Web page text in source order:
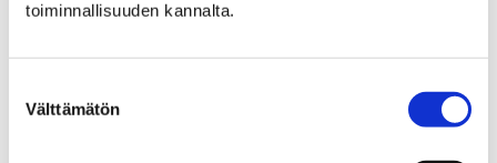
toiminnallisuuden kannalta.
valinta
Välttämätön
Kielikavereita voidaan 30. lokakuuta jälkeen etsiä
kännykkäsovelluksesta, sillä Aluehallintoviraston